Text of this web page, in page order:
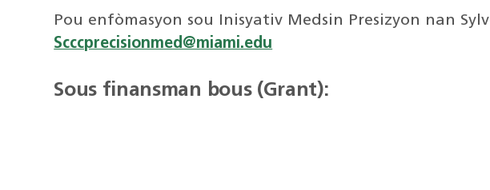
Pou enfòmasyon sou Inisyativ Medsin Presizyon nan
Scccprecisionmed@miami.edu
Sous finansman bous (Grant):